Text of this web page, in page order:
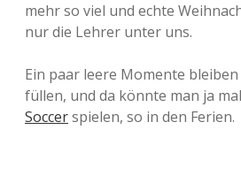
mehr so viel und echte
nur die Lehrer unter uns.
Ein paar leere Momente
füllen, und da könnte man ja
Soccerspielen, so in den Ferien.